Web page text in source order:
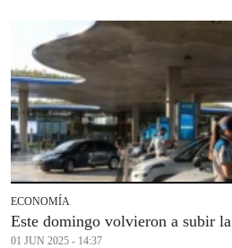
ECONOMÍA
Este domingo volvieron a subir
01 JUN 2025 - 14:37